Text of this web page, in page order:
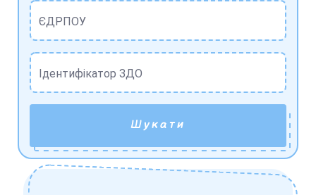
ЄДРПОУ
Ідентифікатор ЗДО
Шукати